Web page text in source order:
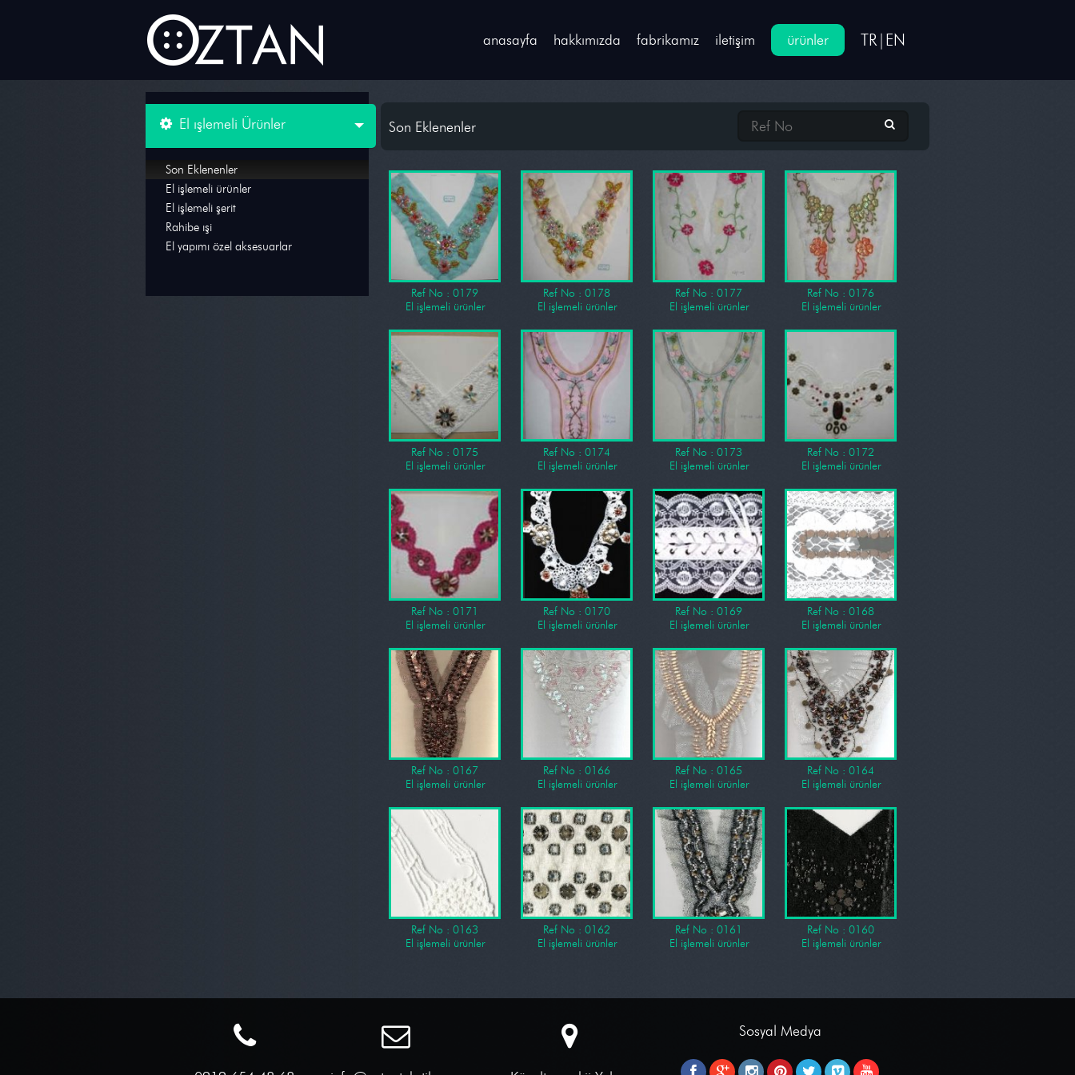
TR| EN
anasayfa hakkımızda fabrikamız iletişim ürünler
El ışlemeli Ürünler
Düğme
Şeritler
Metal Aksesuar
Son Eklenenler
El işlemeli ürünler
El işlemeli şerit
Rahibe ışi
El yapımı özel aksesuarlar
Son Eklenenler
Ref No : 0179
El işlemeli ürünler
Ref No : 0178
El işlemeli ürünler
Ref No : 0177
El işlemeli ürünler
Ref No : 0176
El işlemeli ürünler
Ref No : 0175
El işlemeli ürünler
Ref No : 0174
El işlemeli ürünler
Ref No : 0173
El işlemeli ürünler
Ref No : 0172
El işlemeli ürünler
Ref No : 0171
El işlemeli ürünler
Ref No : 0170
El işlemeli ürünler
Ref No : 0169
El işlemeli ürünler
Ref No : 0168
El işlemeli ürünler
Ref No : 0167
El işlemeli ürünler
Ref No : 0166
El işlemeli ürünler
Ref No : 0165
El işlemeli ürünler
Ref No : 0164
El işlemeli ürünler
Ref No : 0163
El işlemeli ürünler
Ref No : 0162
El işlemeli ürünler
Ref No : 0161
El işlemeli ürünler
Ref No : 0160
El işlemeli ürünler
Sosyal Medya